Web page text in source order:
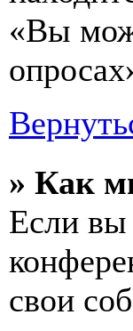
«Вы
» Как
Если вы
свои